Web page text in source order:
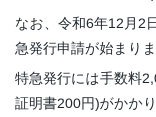
なお、令和6年12月2
急発行申請が始まりま
特急発行には手数料
証明書200円)がかかり